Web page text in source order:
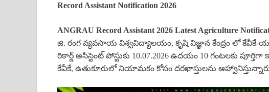
Record Assistant Notification 2026
ANGRAU Record Assistant 2026 Latest Agriculture
జి. రంగ వ్యవసాయ విశ్వవిద్యాలయం, కృషి విజ్ఞాన కేంద్రం లో కేవీకే-
రికార్డ్ అసిస్టెంట్ పోస్టుకు 10.07.2026 ఉదయం 10 గంటలకు
కేవీకే, ఉతుకూరులో నియామకం కోసం దరఖాస్తులను